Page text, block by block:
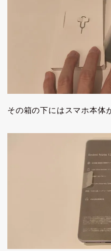
その箱の下にはスマホ本体